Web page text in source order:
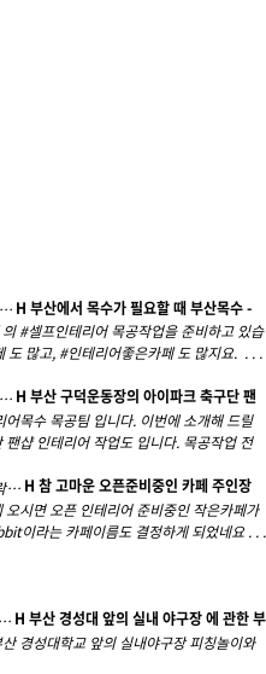
H 부산에서 목수가 필요할 때 부산목수 -
#셀프인테리어 목공작업을 준비하고 있습
도 많고, #인테리어좋은카페 도 많지요. . . .
H 부산 구덕운동장의 아이파크 축구단 팬
목수 목공팀 입니다. 이번에 소개해 드릴
샵 인테리어 작업도 입니다. 목공작업 전
H 참 고마운 오픈준비중인 카페 주인장
시면 오픈 인테리어 준비중인 작은카페가
이라는 카페이름도 결정하게 되었네요 . . .
H 부산 경성대 앞의 실내 야구장 에 관한 부
경성대학교 앞의 실내야구장 피칭놀이와